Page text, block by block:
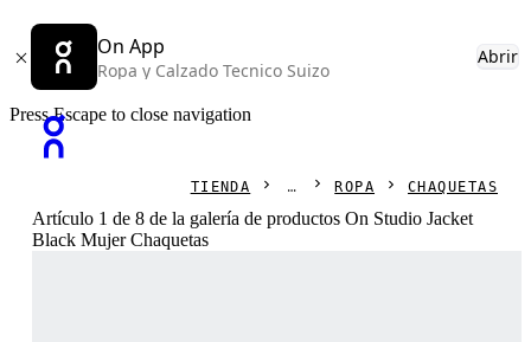
On App
Ropa y Calzado Tecnico Suizo
Abrir
Press Escape to close navigation
TIENDA ROPA CHAQUETAS
Artículo 1 de 8 de la galería de productos On Studio Jacket
Black Mujer Chaquetas